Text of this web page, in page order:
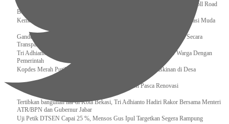
Dukung Kelancaran Lalu Lintas Libur Idul Fitri 1446h / 2025m, Waskita Toll Road
Berlakukan Diskon Tarif Sebesar 20%
Kemenekraf – Kemeninves Perkuat Sinergi Demi Lapangan Kerja Generasi Muda
Gandeng KPK , Gus Ipul Memastikan Penyaluran Bansos Dilakukan Secara
Transparan dan Tepat Sasaran
Tri Adhianto Katakan : Tarling Sebagai Sarana Komunikasi Antar Warga Dengan
Pemerintah
Kopdes Merah Putih Instrumen Penting Pengentasan Kemiskinan di Desa
Presiden, Prabowo Subianto Resmikan 17 Stadion Pasca Renovasi
Tertibkan bangunan liar di Kota Bekasi, Tri Adhianto Hadiri Rakor Bersama Menteri
ATR/BPN dan Gubernur Jabar
Uji Petik DTSEN Capai 25 %, Mensos Gus Ipul Targetkan Segera Rampung